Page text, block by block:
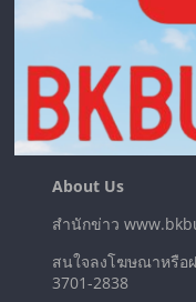
About Us
สำนักข่าว
สนใจลงโฆษณาหรือ
3701-2838